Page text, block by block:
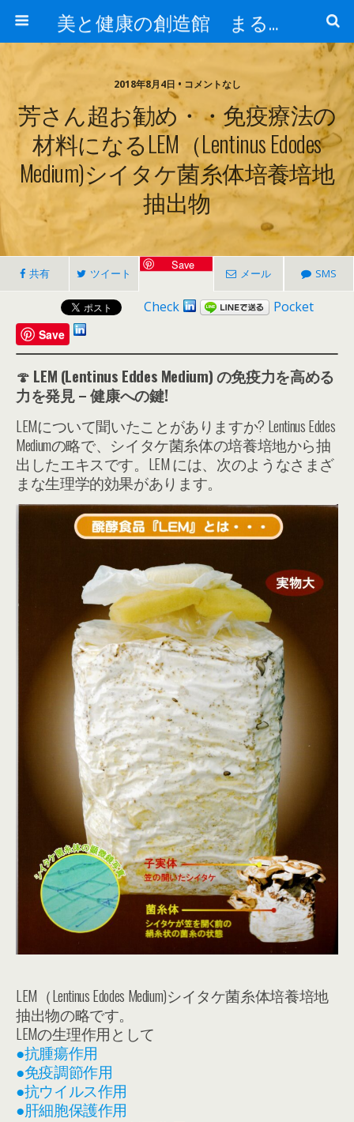
美と健康の創造館 まるとみ薬品 ぐんまの薬屋 芳さんのブログ
2018年8月4日 • コメントなし
芳さん超お勧め・・免疫療法の
材料になるLEM（Lentinus Edodes
Medium)シイタケ菌糸体培養培地
抽出物
共有 ツイート
Save
メール SMS
Check Pocket
Save
🍄 LEM (Lentinus Eddes Medium) の免疫力を高める
力を発見 – 健康への鍵!
LEMについて聞いたことがありますか? Lentinus Eddes
Mediumの略で、シイタケ菌糸体の培養培地から抽
出したエキスです。LEM には、次のようなさまざ
まな生理学的効果があります。
LEM（Lentinus Edodes Medium)シイタケ菌糸体培養培地
抽出物の略です。
LEMの生理作用として
●抗腫瘍作用
●免疫調節作用
●抗ウイルス作用
●肝細胞保護作用